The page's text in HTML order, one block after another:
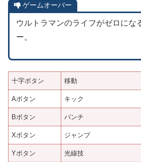
ゲームオーバー
ウルトラマンのライフがゼロにな
ー。
十字ボタン 移動
Aボタン キック
Bボタン パンチ
Xボタン ジャンプ
Yボタン 光線技